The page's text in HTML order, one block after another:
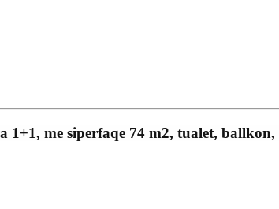
me siperfaqe 74 m2, tualet,